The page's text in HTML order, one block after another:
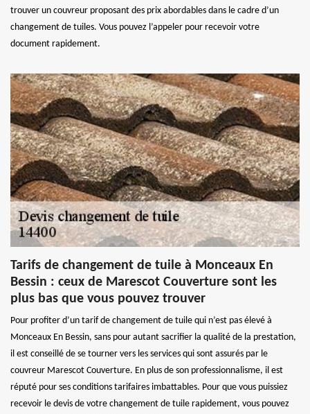
trouver un couvreur proposant des prix abordables dans le cadre d’un
changement de tuiles. Vous pouvez l’appeler pour recevoir votre
document rapidement.
Tarifs de changement de tuile à Monceaux En
Bessin : ceux de Marescot Couverture sont les
plus bas que vous pouvez trouver
Pour profiter d’un tarif de changement de tuile qui n’est pas élevé à
Monceaux En Bessin, sans pour autant sacrifier la qualité de la prestation,
il est conseillé de se tourner vers les services qui sont assurés par le
couvreur Marescot Couverture. En plus de son professionnalisme, il est
réputé pour ses conditions tarifaires imbattables. Pour que vous puissiez
recevoir le devis de votre changement de tuile rapidement, vous pouvez